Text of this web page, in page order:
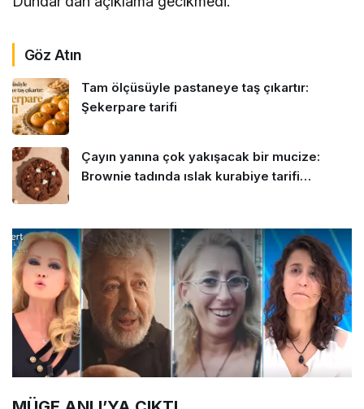
Göz Atın
Tam ölçüsüyle pastaneye taş çıkartır:
Şekerpare tarifi
Çayın yanına çok yakışacak bir mucize:
Brownie tadında ıslak kurabiye tarifi…